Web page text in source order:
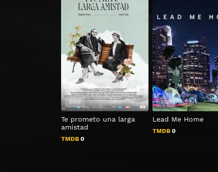
Te prometo una larga
amistad
TMDB 0
2022
Lead Me Home
TMDB 0
2021